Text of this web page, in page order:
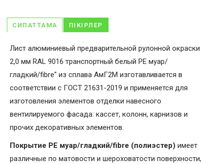
СИПАТТАМА ПІКІРЛЕР
Лист алюминиевый предварительной рулонной окраски
2,0 мм RAL 9016 транспортный белый PE муар/
гладкий/fibre" из сплава АмГ2М изготавливается в
соответствии с ГОСТ 21631-2019 и применяется для
изготовления элементов отделки навесного
вентилируемого фасада: кассет, колонн, карнизов и
прочих декоративных элементов.
Покрытие PE муар/гладкий/fibre (полиэстер) имеет
различные по матовости и шероховатости поверхности,